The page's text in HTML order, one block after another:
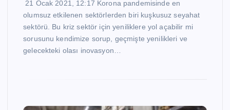
21 Ocak 2021, 12:17 Korona pandemisinde en
olumsuz etkilenen sektörlerden biri kuşkusuz seyahat
sektörü. Bu kriz sektör için yeniliklere yol açabilir mi
sorusunu kendimize sorup, geçmişte yenilikleri ve
gelecekteki olası inovasyon…